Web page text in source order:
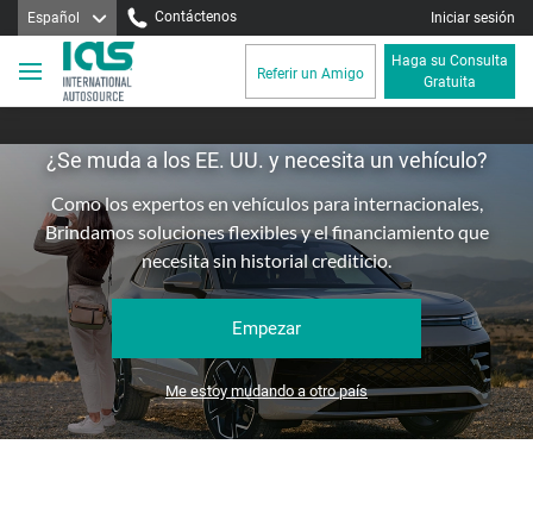
Español Iniciar sesión
Contáctenos
Haga su Consulta
Gratuita
Referir un Amigo
¿Se muda a los EE. UU. y necesita un vehículo?
Como los expertos en vehículos para internacionales,
Brindamos soluciones flexibles y el financiamiento que
necesitasin historial crediticio.
Empezar
Me estoy mudando a otro país